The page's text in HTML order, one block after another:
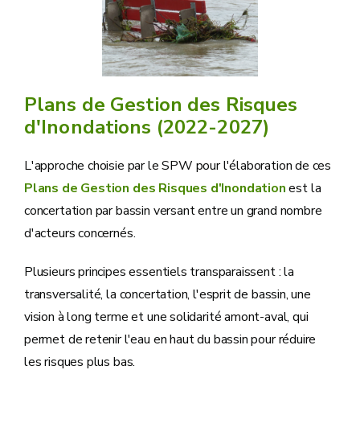
Plans de Gestion des Risques
d'Inondations (2022-2027)
L'approche choisie par le SPW pour l'élaboration de ces
Plans de Gestion des Risques d'Inondationest la
concertation par bassin versant entre un grand nombre
d'acteurs concernés.
Plusieurs principes essentiels transparaissent : la
transversalité, la concertation, l'esprit de bassin, une
vision à long terme et une solidarité amont-aval, qui
permet de retenir l'eau en haut du bassin pour réduire
les risques plus bas.